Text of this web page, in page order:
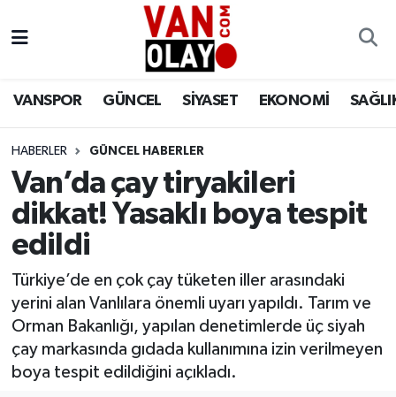
VANSPOR GÜNCEL SİYASET EKONOMİ
HABERLER GÜNCEL HABERLER
Van’da çay tiryakileri
dikkat! Yasaklı boya tespit
edildi
Türkiye’de en çok çay tüketen iller arasındaki
yerini alan Vanlılara önemli uyarı yapıldı. Tarım ve
Orman Bakanlığı, yapılan denetimlerde üç siyah
çay markasında gıdada kullanımına izin verilmeyen
boya tespit edildiğini açıkladı.
Siyaset
Ekonomi
Sağlık
Eğitim
Bilim & Teknoloji
Dünya
Van Nöbetçi Eczaneler
Van Namaz Vakitleri
Van Trafik Yoğunluk Haritası
Süper Lig Puan Durumu ve Fikstür
Tüm Manşetler
Son Dakika Haberleri
Haber Arşivi